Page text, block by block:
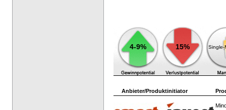
4-9% 15% Single-
Anbieter/Produktinitiator